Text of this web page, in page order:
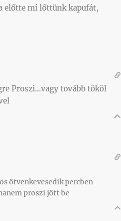
előtte mi lőttünk kapufát,
Proszi…vagy tovább tököl
ötvenkevesedik percben
proszi jött be